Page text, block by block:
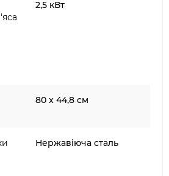
на встраиваемом газовому
GRANDHALL ELITE GT4S-S
день насолоджуйтеся
2,5 кВт
80 x 44,8 см
Нержавіюча сталь